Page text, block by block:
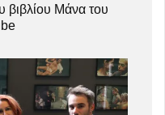
Μάνα του